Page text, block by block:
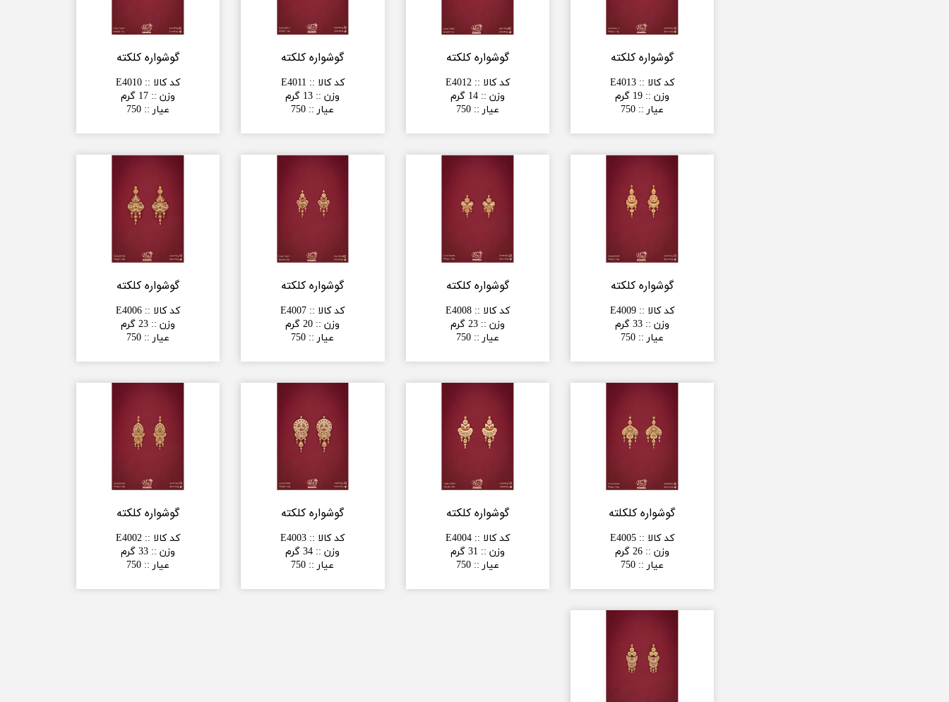
گوشواره کلکته
کد کالا ::
E4013
وزن ::19 گرم
عیار ::
750
گوشواره کلکته
کد کالا ::
E4012
وزن ::14 گرم
عیار ::
750
گوشواره کلکته
کد کالا ::
E4011
وزن :: 13 گرم
عیار ::
750
گوشواره کلکته
کد کالا ::
E4010
وزن :: 17 گرم
عیار ::
750
گوشواره کلکته
کد کالا ::
E4009
وزن ::33 گرم
عیار ::
750
گوشواره کلکته
کد کالا ::
E4008
وزن ::23 گرم
عیار ::
750
گوشواره کلکته
کد کالا ::
E4007
وزن :: 20 گرم
عیار ::
750
گوشواره کلکته
کد کالا ::
E4006
وزن :: 23 گرم
عیار ::
750
گوشواره کلکلته
کد کالا ::
E4005
وزن ::26 گرم
عیار ::
750
گوشواره کلکته
کد کالا ::
E4004
وزن :: 31 گرم
عیار ::
750
گوشواره کلکته
کد کالا ::
E4003
وزن :: 34 گرم
عیار ::
750
گوشواره کلکته
کد کالا ::
E4002
وزن :: 33 گرم
عیار ::
750